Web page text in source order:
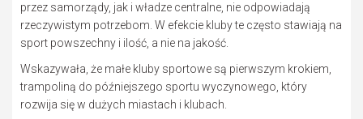
przez samorządy, jak i władze centralne, nie odpowiadają
rzeczywistym potrzebom. W efekcie kluby te często stawiają na
sport powszechny i ilość, a nie na jakość.
Wskazywała, że małe kluby sportowe są pierwszym krokiem,
trampoliną do późniejszego sportu wyczynowego, który
rozwija się w dużych miastach i klubach.